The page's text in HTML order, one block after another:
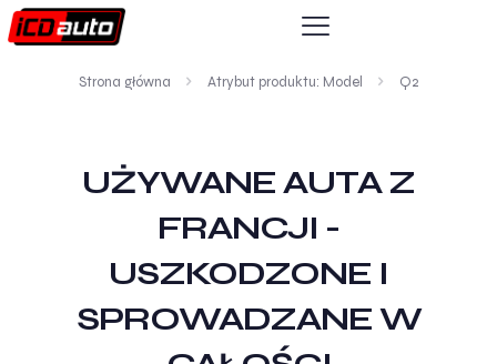
Strona główna Atrybut produktu: Model Q2
UŻYWANE AUTA Z
FRANCJI -
USZKODZONE I
SPROWADZANE W